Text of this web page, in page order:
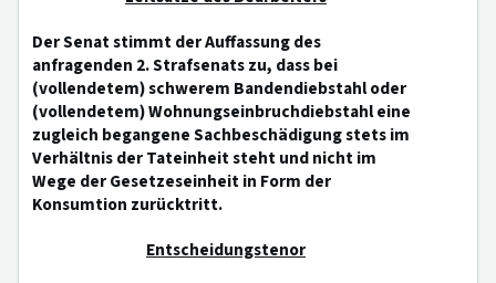
Der Senat stimmt der Auffassung des
anfragenden 2. Strafsenats zu, dass bei
(vollendetem) schwerem Bandendiebstahl oder
(vollendetem) Wohnungseinbruchdiebstahl eine
zugleich begangene Sachbeschädigung stets im
Verhältnis der Tateinheit steht und nicht im
Wege der Gesetzeseinheit in Form der
Konsumtion zurücktritt.
Entscheidungstenor